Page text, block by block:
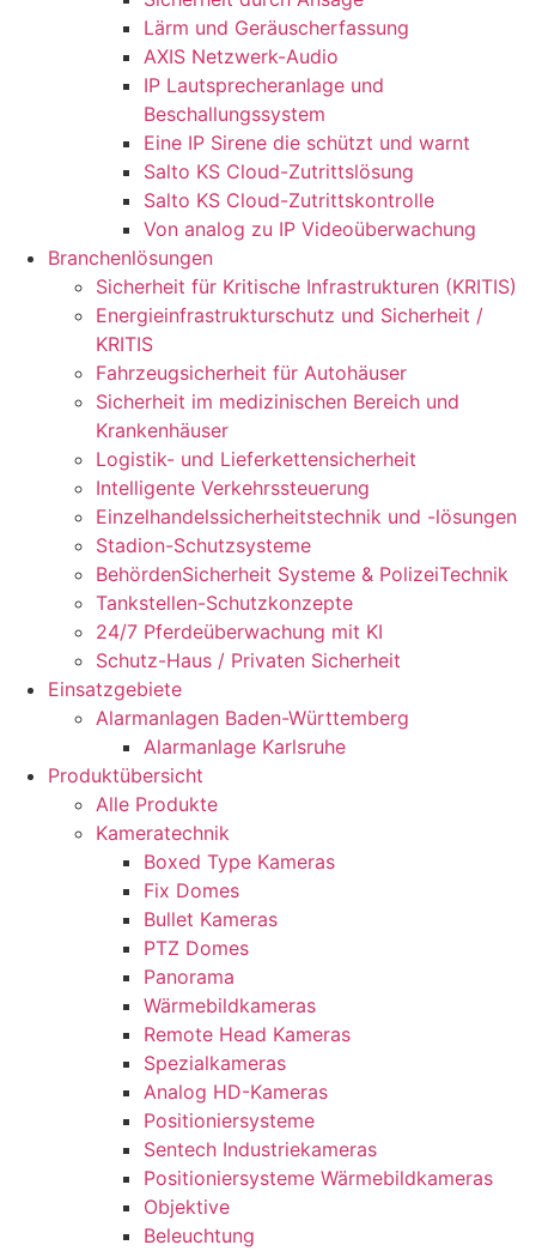
Lärm und Geräuscherfassung
AXIS Netzwerk-Audio
IP Lautsprecheranlage und
Beschallungssystem
Eine IP Sirene die schützt und warnt
Salto KS Cloud-Zutrittslösung
Salto KS Cloud-Zutrittskontrolle
Von analog zu IP Videoüberwachung
Branchenlösungen
Sicherheit für Kritische Infrastrukturen (KRITIS)
Energieinfrastrukturschutz und Sicherheit /
KRITIS
Fahrzeugsicherheit für Autohäuser
Sicherheit im medizinischen Bereich und
Krankenhäuser
Logistik- und Lieferkettensicherheit
Intelligente Verkehrssteuerung
Einzelhandelssicherheitstechnik und -lösungen
Stadion-Schutzsysteme
BehördenSicherheit Systeme & PolizeiTechnik
Tankstellen-Schutzkonzepte​
24/7 Pferdeüberwachung mit KI
Schutz-Haus / Privaten Sicherheit
Einsatzgebiete
Alarmanlagen Baden-Württemberg
Alarmanlage Karlsruhe
Produktübersicht
Alle Produkte
Kameratechnik
Boxed Type Kameras
Fix Domes
Bullet Kameras
PTZ Domes
Panorama
Wärmebildkameras
Remote Head Kameras
Spezialkameras
Analog HD-Kameras
Positioniersysteme
Sentech Industriekameras
Positioniersysteme Wärmebildkameras
Objektive
Beleuchtung